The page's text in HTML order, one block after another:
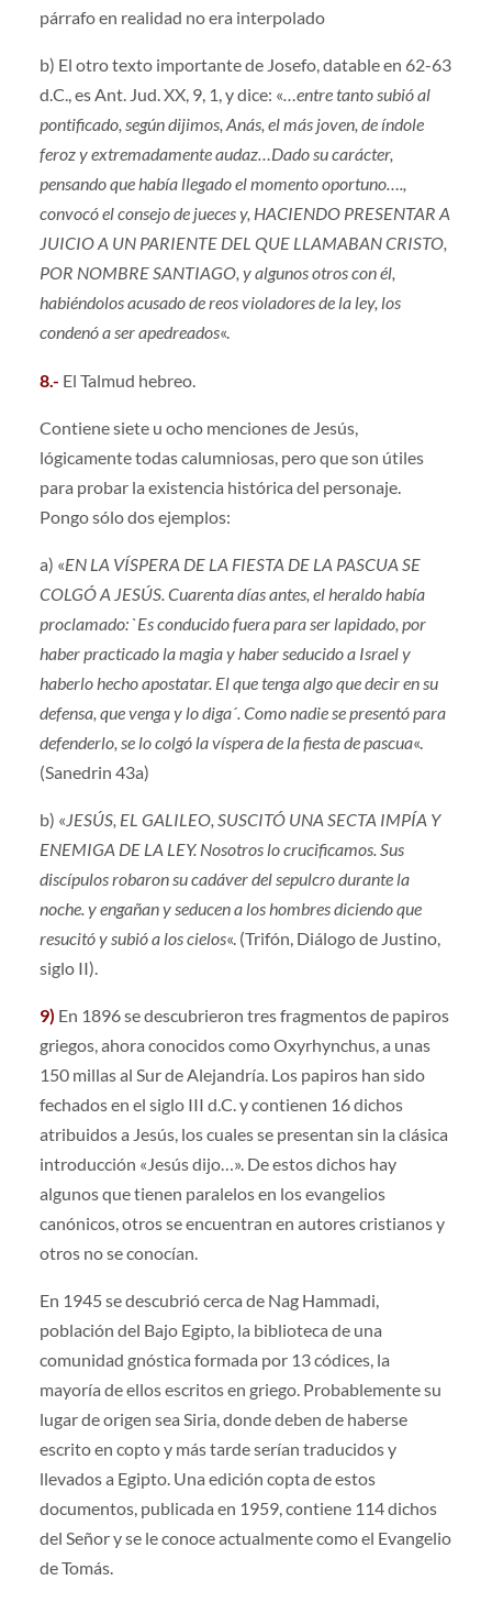
párrafo en realidad no era interpolado
b) El otro texto importante de Josefo, datable en 62-63
d.C., es Ant. Jud. XX, 9, 1, y dice: «…entre tanto subió al
pontificado, según dijimos, Anás, el más joven, de índole
feroz y extremadamente audaz…Dado su carácter,
pensando que había llegado el momento oportuno….,
convocó el consejo de jueces y, HACIENDO PRESENTAR A
JUICIO A UN PARIENTE DEL QUE LLAMABAN CRISTO,
POR NOMBRE SANTIAGO, y algunos otros con él,
habiéndolos acusado de reos violadores de la ley, los
condenó a ser apedreados«.
8.- El Talmud hebreo.
Contiene siete u ocho menciones de Jesús,
lógicamente todas calumniosas, pero que son útiles
para probar la existencia histórica del personaje.
Pongo sólo dos ejemplos:
a) «EN LA VÍSPERA DE LA FIESTA DE LA PASCUA SE
COLGÓ A JESÚS. Cuarenta días antes, el heraldo había
proclamado: `Es conducido fuera para ser lapidado, por
haber practicado la magia y haber seducido a Israel y
haberlo hecho apostatar. El que tenga algo que decir en su
defensa, que venga y lo diga´. Como nadie se presentó para
defenderlo, se lo colgó la víspera de la fiesta de pascua«.
(Sanedrin 43a)
b) «JESÚS, EL GALILEO, SUSCITÓ UNA SECTA IMPÍA Y
ENEMIGA DE LA LEY. Nosotros lo crucificamos. Sus
discípulos robaron su cadáver del sepulcro durante la
noche. y engañan y seducen a los hombres diciendo que
resucitó y subió a los cielos«. (Trifón, Diálogo de Justino,
siglo II).
9) En 1896 se descubrieron tres fragmentos de papiros
griegos, ahora conocidos como Oxyrhynchus, a unas
150 millas al Sur de Alejandría. Los papiros han sido
fechados en el siglo III d.C. y contienen 16 dichos
atribuidos a Jesús, los cuales se presentan sin la clásica
introducción «Jesús dijo…». De estos dichos hay
algunos que tienen paralelos en los evangelios
canónicos, otros se encuentran en autores cristianos y
otros no se conocían.
En 1945 se descubrió cerca de Nag Hammadi,
población del Bajo Egipto, la biblioteca de una
comunidad gnóstica formada por 13 códices, la
mayoría de ellos escritos en griego. Probablemente su
lugar de origen sea Siria, donde deben de haberse
escrito en copto y más tarde serían traducidos y
llevados a Egipto. Una edición copta de estos
documentos, publicada en 1959, contiene 114 dichos
del Señor y se le conoce actualmente como el Evangelio
de Tomás.